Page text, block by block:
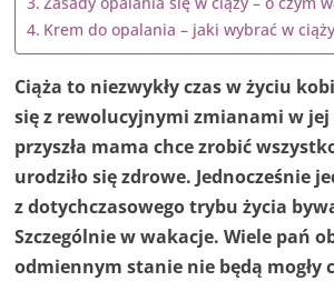
Krem do opalania – jaki wybrać w
Ciąża to niezwykły czas w życiu
się z rewolucyjnymi zmianami w jej
przyszła mama chce zrobić
urodziło się zdrowe. Jednocześnie
z dotychczasowego trybu życia
Szczególnie w wakacje. Wiele pań
odmiennym stanie nie będą mogły